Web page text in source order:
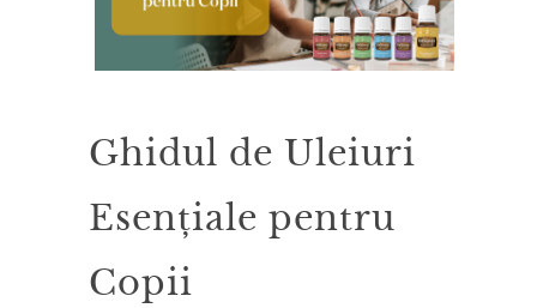
Ghidul de Uleiuri
Esențiale pentru
Copii